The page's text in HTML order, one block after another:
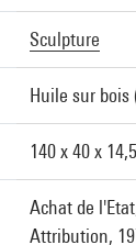
Sculpture
Huile sur bois
140 x 40 x
Achat de
Attribution,